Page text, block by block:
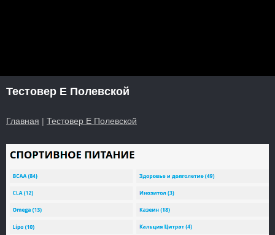
Тестовер Е Полевской
Главная | Тестовер Е Полевской